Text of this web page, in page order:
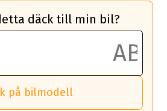
från klass A
ha 6,5% bättre
ett klass G däck.
kör 10,000 km,
bränsle med ett
däck till min bil?
på bilmodell